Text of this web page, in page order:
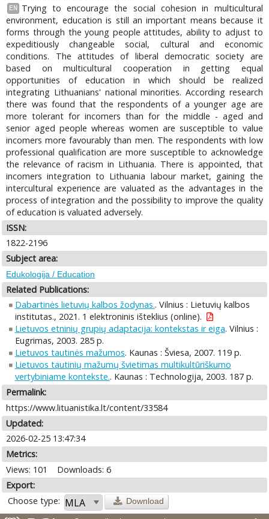
EN
Trying to encourage the social cohesion in multicultural
environment, education is still an important means because it
forms through the young people attitudes, ability to adjust to
expeditiously changeable social, cultural and economic
conditions. The attitudes of liberal democratic society are
based on multicultural cooperation in getting equal
opportunities of education in which should be realized
integrating Lithuanians' national minorities. According research
there was found that the respondents of a younger age are
more tolerant for incomers than for the middle - aged and
senior aged people whereas women are susceptible to value
incomers more favourably than men. The respondents with low
professional qualification are more susceptible to acknowledge
the relevance of racism in Lithuania. There is appointed, that
incomers integration to Lithuania labour market, gaining the
intercultural experience are valuated as the advantages in the
process of integration and the possibility to improve the quality
of education is valuated adversely.
ISSN:
1822-2196
Subject area:
Edukologija / Education
Related Publications:
Dabartinės lietuvių kalbos žodynas.. Vilnius : Lietuvių kalbos
institutas., 2021. 1 elektroninis išteklius (online).
Lietuvos etninių grupių adaptacija: kontekstas ir eiga. Vilnius :
Eugrimas, 2003. 285 p.
Lietuvos tautinės mažumos. Kaunas : Šviesa, 2007. 119 p.
Lietuvos tautinių mažumų švietimas multikultūriškumo
vertybiniame kontekste.. Kaunas : Technologija, 2003. 187 p.
Permalink:
https://www.lituanistika.lt/content/33584
Updated:
2026-02-25 13:47:34
Metrics:
Views: 101
Downloads: 6
Export:
Choose type:
Download